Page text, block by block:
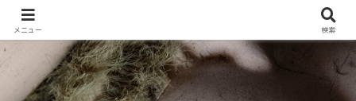
メニュー 検索